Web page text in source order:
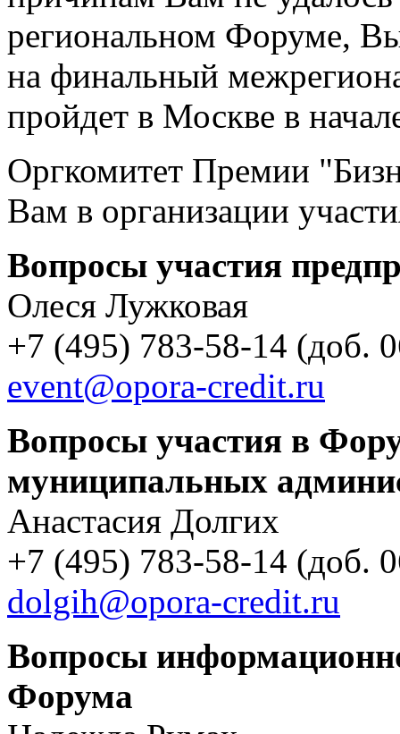
региональном Форуме,
на финальный
пройдет в Москве в
Оргкомитет Премии
Вам в организации
Вопросы участия
Олеся Лужковая
+7 (495) 783-58-14 (доб.
event@opora-credit.ru
Вопросы участия в
муниципальных
Анастасия Долгих
+7 (495) 783-58-14 (доб.
dolgih@opora-credit.ru
Вопросы
Форума